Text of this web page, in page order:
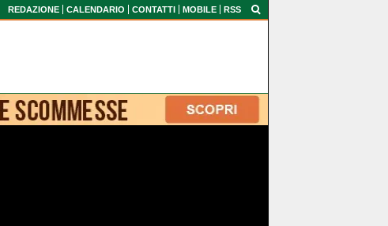
REDAZIONE CALENDARIO CONTATTI MOBILE RSS